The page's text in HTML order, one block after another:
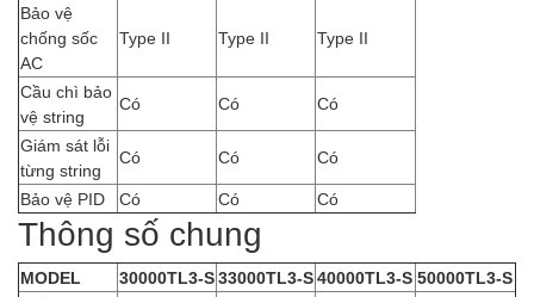
Bảo vệ
chống sốc
AC
Type II Type II Type II
Cầu chì bảo
vệ string
Có Có Có
Giám sát lỗi
từng string
Có Có Có
Bảo vệ PID Có Có Có
Thông số chung
MODEL 30000TL3-S33000TL3-S40000TL3-S 50000TL3-S